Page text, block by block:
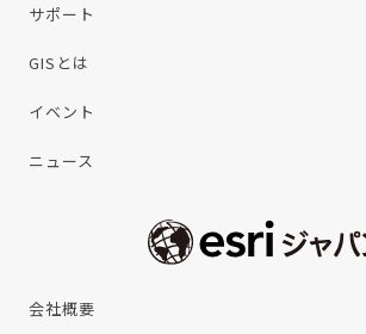
サポート
GISとは
イベント
ニュース
会社概要